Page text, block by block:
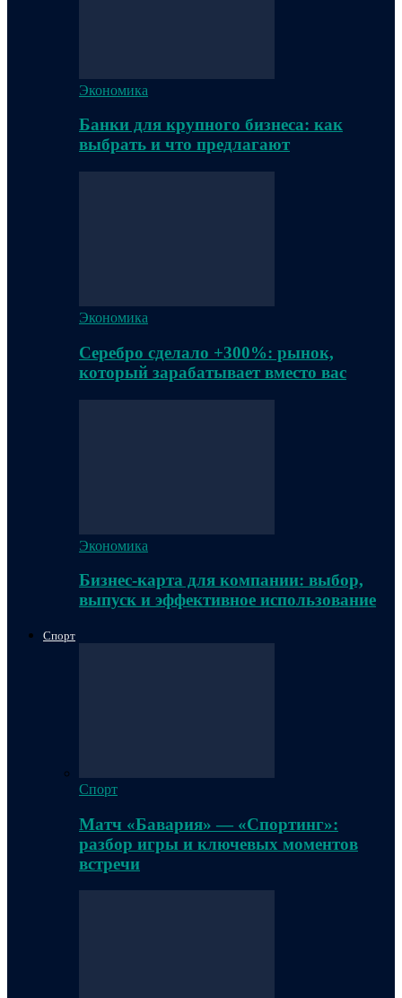
Экономика
Банки для крупного бизнеса: как
выбрать и что предлагают
Экономика
Серебро сделало +300%: рынок,
который зарабатывает вместо вас
Экономика
Бизнес-карта для компании: выбор,
выпуск и эффективное использование
Спорт
Спорт
Матч «Бавария» — «Спортинг»:
разбор игры и ключевых моментов
встречи